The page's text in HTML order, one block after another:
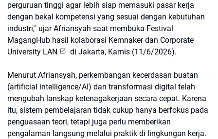
perguruan tinggi agar lebih siap memasuki pasar kerja
dengan bekal kompetensi yang sesuai dengan kebutuhan
industri," ujar Afriansyah saat membuka Festival
MagangHub hasil kolaborasi Kemnaker dan Corporate
University LAN di Jakarta, Kamis (11/6/2026).
Menurut Afriansyah, perkembangan kecerdasan buatan
(artificial intelligence/AI) dan transformasi digital telah
mengubah lanskap ketenagakerjaan secara cepat. Karena
itu, sistem pembelajaran tidak cukup hanya berfokus pada
penguasaan teori, tetapi juga perlu memberikan
pengalaman langsung melalui praktik di lingkungan kerja.